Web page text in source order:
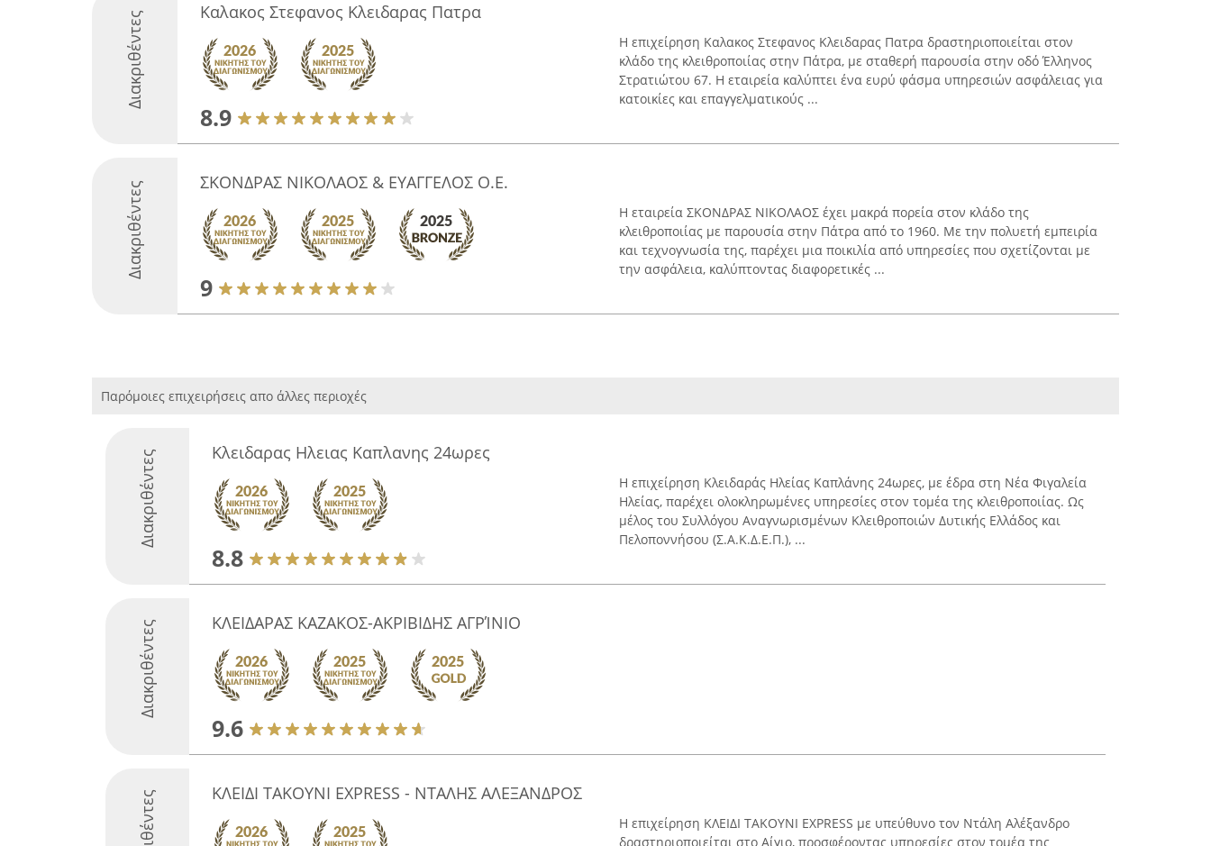
Διακριθέντες Καλακος Στεφανος Κλειδαρας Πατρα
8.9
Η επιχείρηση Καλακος Στεφανος Κλειδαρας Πατρα δραστηριοποιείται στον
κλάδο της κλειθροποιίας στην Πάτρα, με σταθερή παρουσία στην οδό Έλληνος
Στρατιώτου 67. Η εταιρεία καλύπτει ένα ευρύ φάσμα υπηρεσιών ασφάλειας για
κατοικίες και επαγγελματικούς ...
Διακριθέντες ΣΚΟΝΔΡΑΣ ΝΙΚΟΛΑΟΣ & ΕΥΑΓΓΕΛΟΣ Ο.Ε.
9
Η εταιρεία ΣΚΟΝΔΡΑΣ ΝΙΚΟΛΑΟΣ έχει μακρά πορεία στον κλάδο της
κλειθροποιίας με παρουσία στην Πάτρα από το 1960. Με την πολυετή εμπειρία
και τεχνογνωσία της, παρέχει μια ποικιλία από υπηρεσίες που σχετίζονται με
την ασφάλεια, καλύπτοντας διαφορετικές ...
Παρόμοιες επιχειρήσεις απο άλλες περιοχές
Διακριθέντες Κλειδαρας Ηλειας Καπλανης 24ωρες
8.8
Η επιχείρηση Κλειδαράς Ηλείας Καπλάνης 24ωρες, με έδρα στη Νέα Φιγαλεία
Ηλείας, παρέχει ολοκληρωμένες υπηρεσίες στον τομέα της κλειθροποιίας. Ως
μέλος του Συλλόγου Αναγνωρισμένων Κλειθροποιών Δυτικής Ελλάδος και
Πελοποννήσου (Σ.Α.Κ.Δ.Ε.Π.), ...
Διακριθέντες ΚΛΕΙΔΑΡΑΣ ΚΑΖΑΚΟΣ-ΑΚΡΙΒΙΔΗΣ ΑΓΡΊΝΙΟ
9.6
ΚΛΕΙΔΙ ΤΑΚΟΥΝΙ EXPRESS - ΝΤΑΛΗΣ ΑΛΕΞΑΝΔΡΟΣ
Η επιχείρηση ΚΛΕΙΔΙ ΤΑΚΟΥΝΙ EXPRESS με υπεύθυνο τον Ντάλη Αλέξανδρο
δραστηριοποιείται στο Αίγιο, προσφέροντας υπηρεσίες στον τομέα της